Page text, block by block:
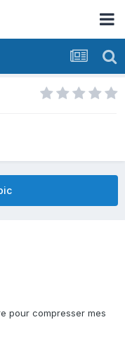
pour compresser mes